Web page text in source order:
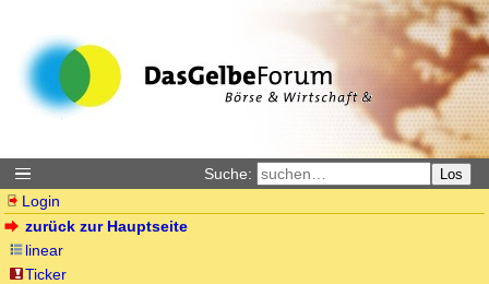
Suche: Los
Login
zurück zur Hauptseite
linear
Ticker